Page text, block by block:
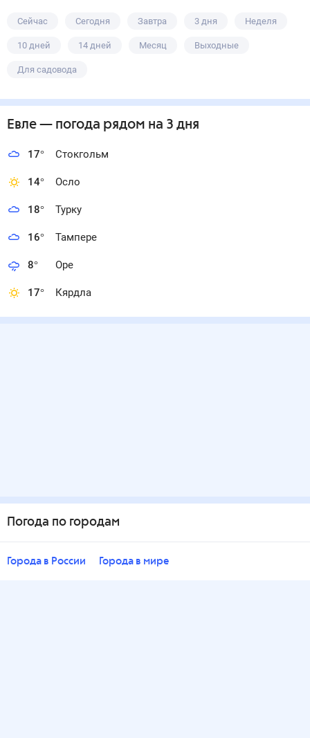
Сейчас Сегодня Завтра 3 дня Неделя
10 дней 14 дней Месяц Выходные
Для садовода
Евле— погода рядом на 3 дня
17° Стокгольм
14° Осло
18° Турку
16° Тампере
8° Оре
17° Кярдла
Погода по городам
Города в России Города в мире